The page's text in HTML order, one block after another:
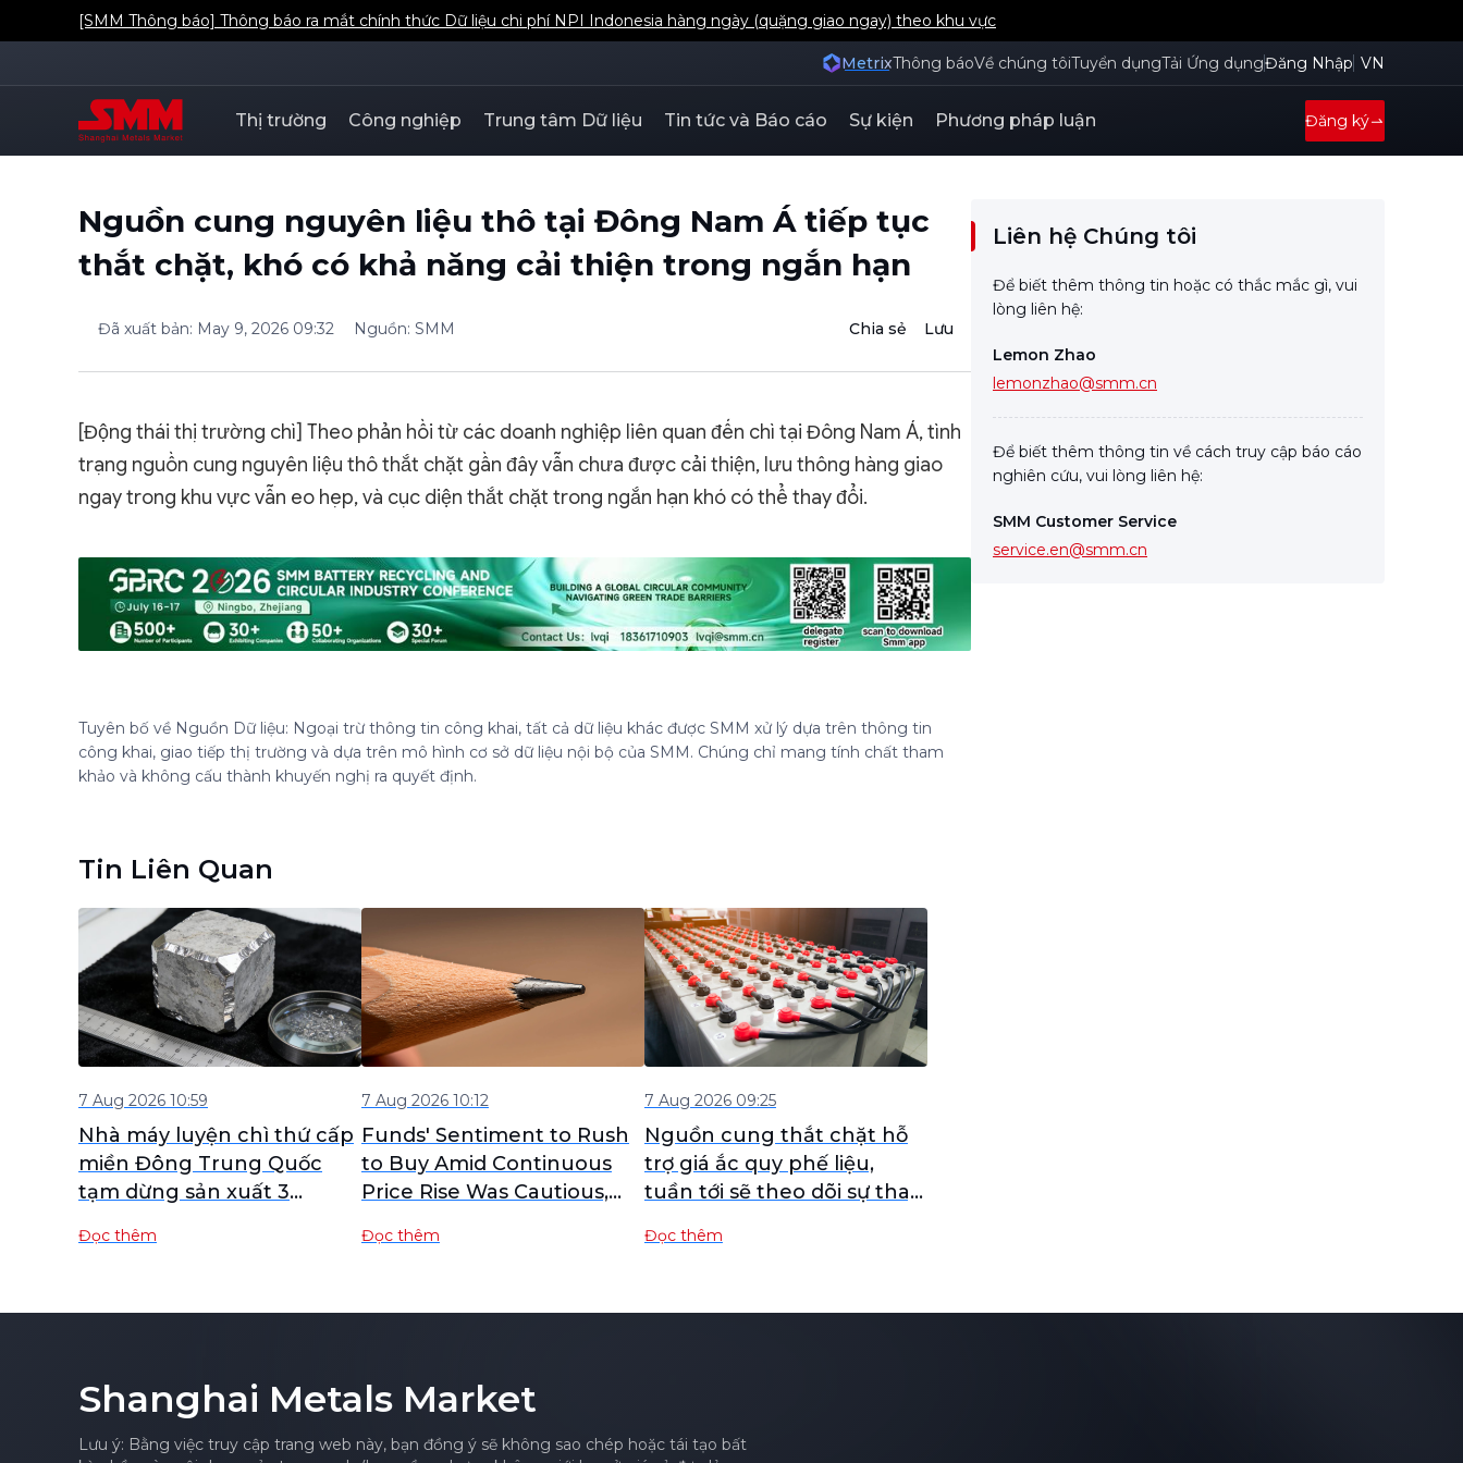
[SMM Thông báo] Thông báo ra mắt chính thức Dữ liệu chi phí NPI Indonesia hàng ngày (quặng giao ngay) theo khu vực
MetrixThông báoVề chúng tôiTuyển dụngTải Ứng dụngĐăng Nhập VN
Thị trường Công nghiệp Trung tâm Dữ liệu Tin tức và Báo cáo Sự kiện Phương pháp luận Đăng ký
Nguồn cung nguyên liệu thô tại Đông Nam Á tiếp tục
thắt chặt, khó có khả năng cải thiện trong ngắn hạn
Đã xuất bản: May 9, 2026 09:32 Nguồn: SMM Chia sẻ Lưu
[Động thái thị trường chì] Theo phản hồi từ các doanh nghiệp liên quan đến chì tại Đông Nam Á, tình
trạng nguồn cung nguyên liệu thô thắt chặt gần đây vẫn chưa được cải thiện, lưu thông hàng giao
ngay trong khu vực vẫn eo hẹp, và cục diện thắt chặt trong ngắn hạn khó có thể thay đổi.
Tuyên bố về Nguồn Dữ liệu: Ngoại trừ thông tin công khai, tất cả dữ liệu khác được SMM xử lý dựa trên thông tin
công khai, giao tiếp thị trường và dựa trên mô hình cơ sở dữ liệu nội bộ của SMM. Chúng chỉ mang tính chất tham
khảo và không cấu thành khuyến nghị ra quyết định.
Tin Liên Quan
7 Aug 2026 10:59
Nhà máy luyện chì thứ cấp
miền Đông Trung Quốc
tạm dừng sản xuất 3
nhằm sớm khởi động lại.
Đọc thêm
7 Aug 2026 10:12
Funds' Sentiment to Rush
to Buy Amid Continuous
Price Rise Was Cautious,
Closed Higher Today [Lead
Đọc thêm
7 Aug 2026 09:25
Nguồn cung thắt chặt hỗ
trợ giá ắc quy phế liệu,
tuần tới sẽ theo dõi sự thay
các lò luyện kim [SMM
Đọc thêm
Liên hệ Chúng tôi
Để biết thêm thông tin hoặc có thắc mắc gì, vui
lòng liên hệ:
Lemon Zhao
lemonzhao@smm.cn
Để biết thêm thông tin về cách truy cập báo cáo
nghiên cứu, vui lòng liên hệ:
SMM Customer Service
service.en@smm.cn
Shanghai Metals Market
Lưu ý: Bằng việc truy cập trang web này, bạn đồng ý sẽ không sao chép hoặc tái tạo bất